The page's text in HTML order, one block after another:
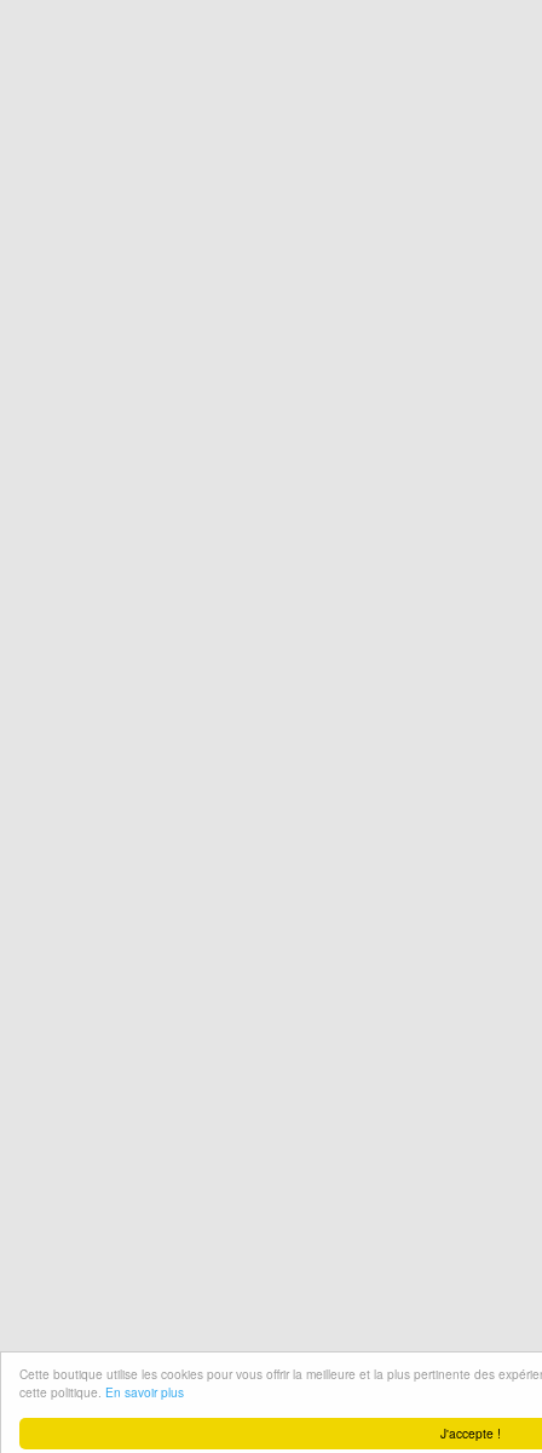
J'accepte !
Cette boutique utilise les cookies pour vous offrir la meilleure et la plus pertinente des
cette politique. En savoir plus